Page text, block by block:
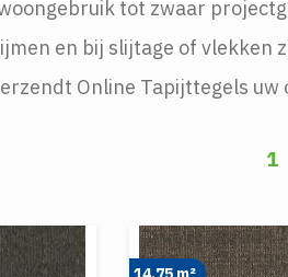
tot zwaar
en bij slijtage of vlekken
Online Tapijttegels
1